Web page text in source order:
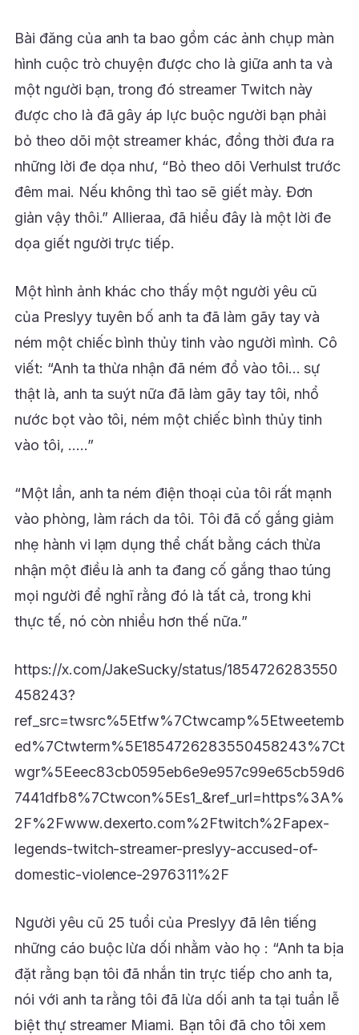
Bài đăng của anh ta bao gồm các ảnh chụp màn
hình cuộc trò chuyện được cho là giữa anh ta và
một người bạn, trong đó streamer Twitch này
được cho là đã gây áp lực buộc người bạn phải
bỏ theo dõi một streamer khác, đồng thời đưa ra
những lời đe dọa như, “Bỏ theo dõi Verhulst trước
đêm mai. Nếu không thì tao sẽ giết mày. Đơn
giản vậy thôi.” Allieraa, đã hiểu đây là một lời đe
dọa giết người trực tiếp.
Một hình ảnh khác cho thấy một người yêu cũ
của Preslyy tuyên bố anh ta đã làm gãy tay và
ném một chiếc bình thủy tinh vào người mình. Cô
viết: “Anh ta thừa nhận đã ném đồ vào tôi… sự
thật là, anh ta suýt nữa đã làm gãy tay tôi, nhổ
nước bọt vào tôi, ném một chiếc bình thủy tinh
vào tôi, …..”
“Một lần, anh ta ném điện thoại của tôi rất mạnh
vào phòng, làm rách da tôi. Tôi đã cố gắng giảm
nhẹ hành vi lạm dụng thể chất bằng cách thừa
nhận một điều là anh ta đang cố gắng thao túng
mọi người để nghĩ rằng đó là tất cả, trong khi
thực tế, nó còn nhiều hơn thế nữa.”
https://x.com/JakeSucky/status/1854726283550
458243?
ref_src=twsrc%5Etfw%7Ctwcamp%5Etweetemb
ed%7Ctwterm%5E1854726283550458243%7Ct
wgr%5Eeec83cb0595eb6e9e957c99e65cb59d6
7441dfb8%7Ctwcon%5Es1_&ref_url=https%3A%
2F%2Fwww.dexerto.com%2Ftwitch%2Fapex-
legends-twitch-streamer-preslyy-accused-of-
domestic-violence-2976311%2F
Người yêu cũ 25 tuổi của Preslyy đã lên tiếng
những cáo buộc lừa dối nhằm vào họ : “Anh ta bịa
đặt rằng bạn tôi đã nhắn tin trực tiếp cho anh ta,
nói với anh ta rằng tôi đã lừa dối anh ta tại tuần lễ
biệt thự streamer Miami. Bạn tôi đã cho tôi xem